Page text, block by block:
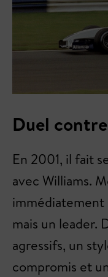
Duel
En 2001, il fait
avec Williams.
immédiatement
mais un leader.
agressifs, un
compromis et